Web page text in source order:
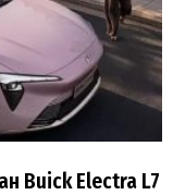
Buick Electra L7